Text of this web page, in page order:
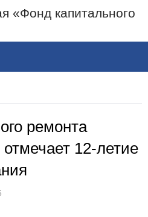
«Фонд капитального
ремонта
отмечает 12-летие